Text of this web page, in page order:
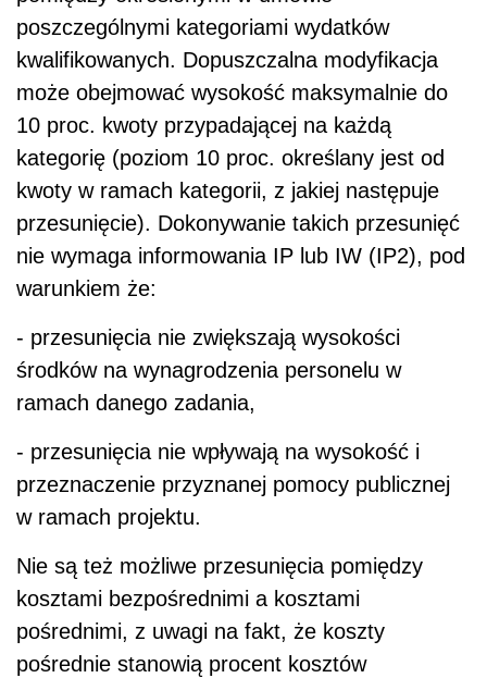
poszczególnymi kategoriami wydatków
kwalifikowanych. Dopuszczalna modyfikacja
może obejmować wysokość maksymalnie do
10 proc. kwoty przypadającej na każdą
kategorię (poziom 10 proc. określany jest od
kwoty w ramach kategorii, z jakiej następuje
przesunięcie). Dokonywanie takich przesunięć
nie wymaga informowania IP lub IW (IP2), pod
warunkiem że:
- przesunięcia nie zwiększają wysokości
środków na wynagrodzenia personelu w
ramach danego zadania,
- przesunięcia nie wpływają na wysokość i
przeznaczenie przyznanej pomocy publicznej
w ramach projektu.
Nie są też możliwe przesunięcia pomiędzy
kosztami bezpośrednimi a kosztami
pośrednimi, z uwagi na fakt, że koszty
pośrednie stanowią procent kosztów